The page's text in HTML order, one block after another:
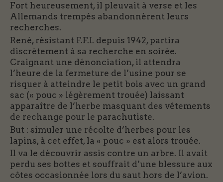
Fort heureusement, il pleuvait à verse et les
Allemands trempés abandonnèrent leurs
recherches.
René, résistant F.F.I. depuis 1942, partira
discrètement à sa recherche en soirée.
Craignant une dénonciation, il attendra
l’heure de la fermeture de l’usine pour se
risquer à atteindre le petit bois avec un grand
sac (« pouc » légèrement trouée) laissant
apparaître de l’herbe masquant des vêtements
de rechange pour le parachutiste.
But : simuler une récolte d’herbes pour les
lapins, à cet effet, la « pouc » est alors trouée.
Il va le découvrir assis contre un arbre. Il avait
perdu ses bottes et souffrait d’une blessure aux
côtes occasionnée lors du saut hors de l’avion.